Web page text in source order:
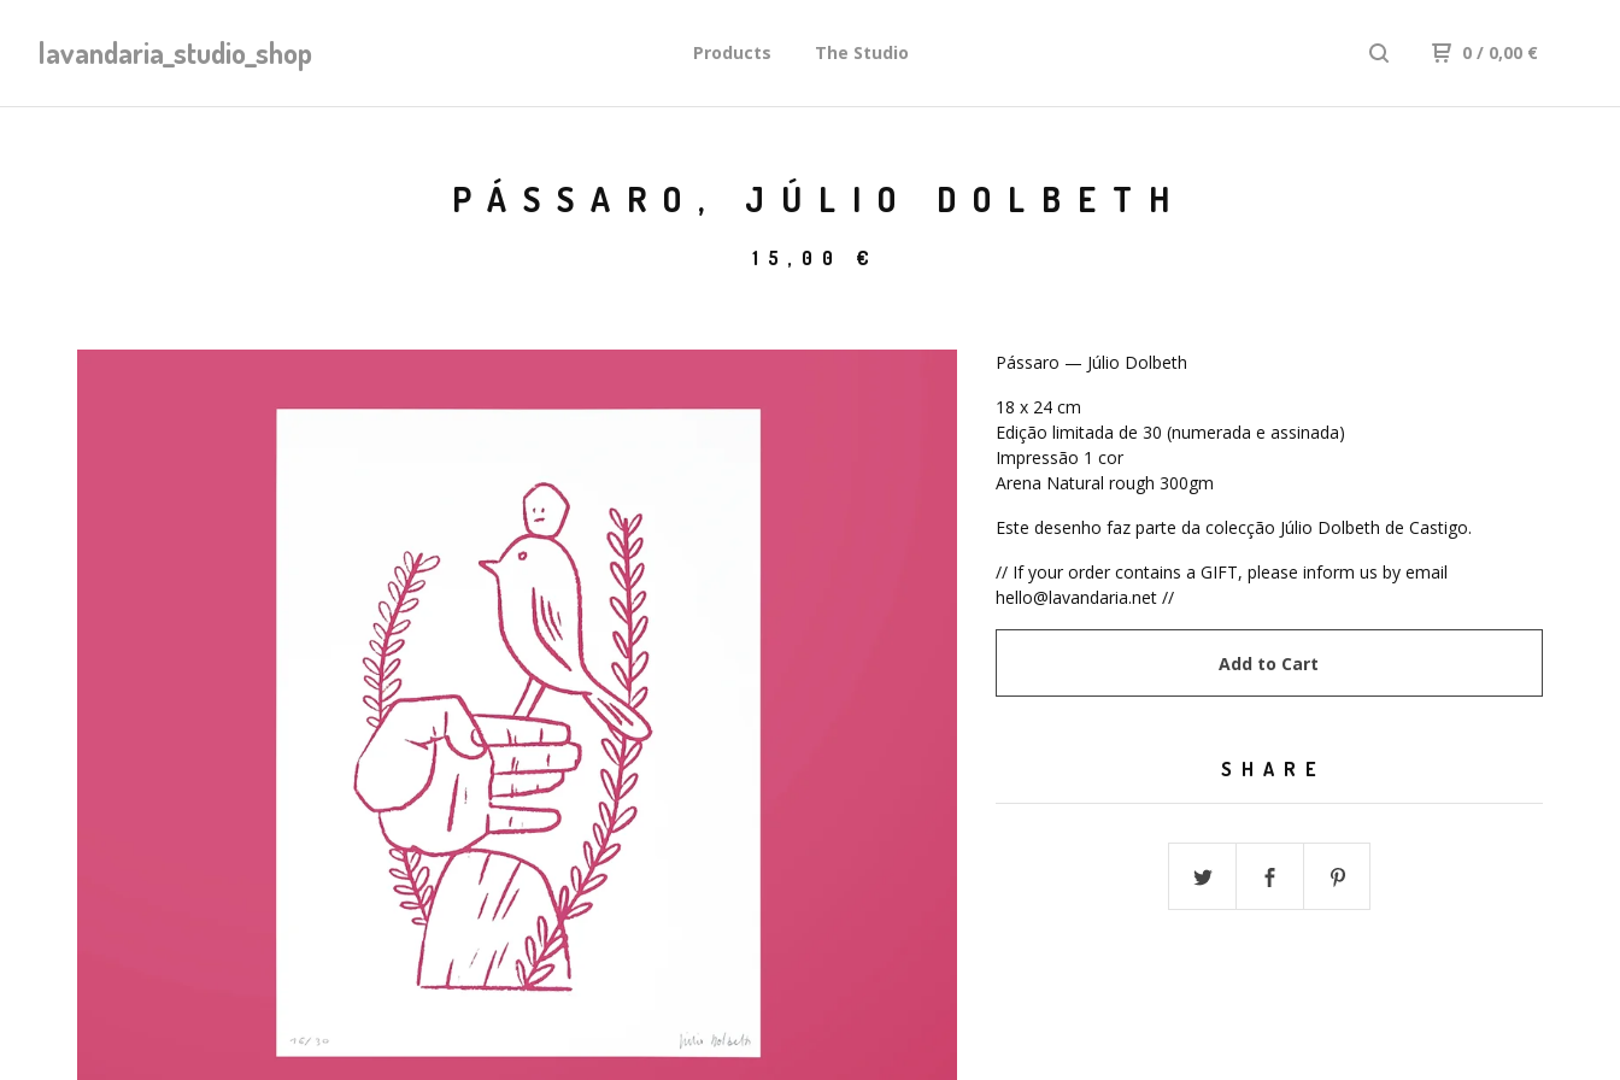
lavandaria_studio_shop Products The Studio 0 / 0,00 €
PÁSSARO, JÚLIO DOLBETH
15,00 €
Pássaro — Júlio Dolbeth
18 x 24 cm
Edição limitada de 30 (numerada e assinada)
Impressão 1 cor
Arena Natural rough 300gm
Este desenho faz parte da colecção Júlio Dolbeth de Castigo.
// If your order contains a GIFT, please inform us by email
hello@lavandaria.net//
Add to Cart
SHARE